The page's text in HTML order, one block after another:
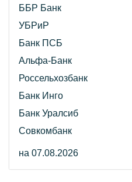
ББР Банк
УБРиР
Банк ПСБ
Альфа-Банк
Россельхозбанк
Банк Инго
Банк Уралсиб
Совкомбанк
на 07.08.2026